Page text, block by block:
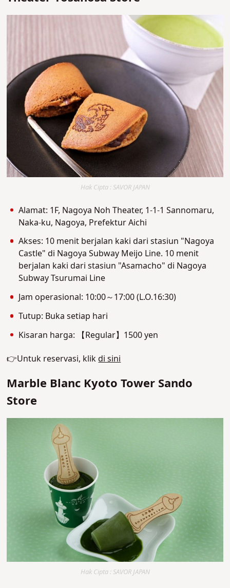
Hak Cipta : SAVOR JAPAN
Alamat: 1F, Nagoya Noh Theater, 1-1-1 Sannomaru,
Naka-ku, Nagoya, Prefektur Aichi
Akses: 10 menit berjalan kaki dari stasiun "Nagoya
Castle" di Nagoya Subway Meijo Line. 10 menit
berjalan kaki dari stasiun "Asamacho" di Nagoya
Subway Tsurumai Line
Jam operasional: 10:00～17:00 (L.O.16:30)
Tutup: Buka setiap hari
Kisaran harga: 【Regular】1500 yen
👉Untuk reservasi, klikdi sini
Marble Blanc Kyoto Tower Sando
Store
Hak Cipta : SAVOR JAPAN